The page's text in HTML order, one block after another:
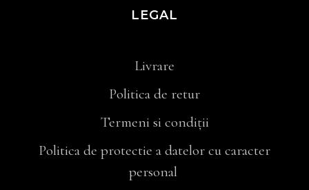
LEGAL
Livrare
Politica de retur
Termeni si condiții
Politica de protectie a datelor cu caracter
personal